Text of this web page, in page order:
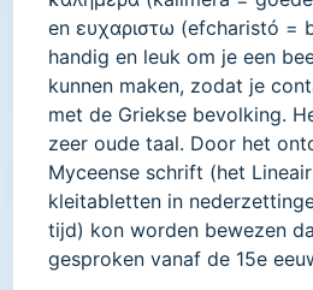
en ευχαριστω (efcharistó =
handig en leuk om je een
kunnen maken, zodat je
met de Griekse bevolking.
zeer oude taal. Door het
Myceense schrift (het
kleitabletten in
tijd) kon worden bewezen
gesproken vanaf de 15e